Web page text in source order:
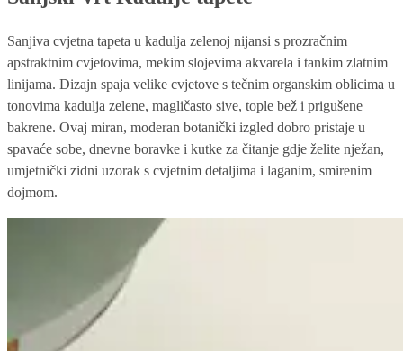
Sanjiva cvjetna tapeta u kadulja zelenoj nijansi s prozračnim
apstraktnim cvjetovima, mekim slojevima akvarela i tankim zlatnim
linijama. Dizajn spaja velike cvjetove s tečnim organskim oblicima u
tonovima kadulja zelene, magličasto sive, tople bež i prigušene
bakrene. Ovaj miran, moderan botanički izgled dobro pristaje u
spavaće sobe, dnevne boravke i kutke za čitanje gdje želite nježan,
umjetnički zidni uzorak s cvjetnim detaljima i laganim, smirenim
dojmom.